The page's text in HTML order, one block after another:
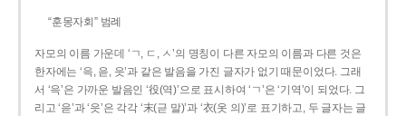
“훈몽자회” 범례
자모의 이름 가운데 ‘ㄱ, ㄷ, ㅅ’의 명칭이 다른 자모의 이름과 다른 것은
한자에는 ‘윽, 읃, 읏’과 같은 발음을 가진 글자가 없기 때문이었다. 그래
서 ‘윽’은 가까운 발음인 ‘役(역)’으로 표시하여 ‘ㄱ’은 ‘기역’이 되었다. 그
리고 ‘읃’과 ‘읏’은 각각 ‘末(귿 말)’과 ‘衣(옷 의)’로 표기하고, 두 글자는 글